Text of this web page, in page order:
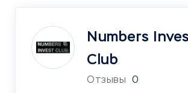
Numbers
Club
Отзывы 0